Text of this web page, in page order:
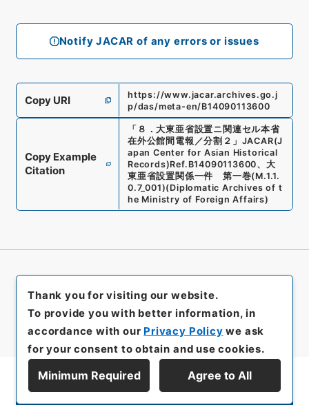
Notify JACAR of any errors or issues
Copy URI
https://www.jacar.archives.go.j
p/das/meta-en/B14090113600
Copy Example
Citation
「 ８．大東亜省設置ニ関連セル本省
在外公館間電報／分割２ 」 JACAR(J
apan Center for Asian Historical
Records)Ref. B14090113600、大
東亜省設置関係一件 第一巻(M.1.1.
0.7_001)(Diplomatic Archives of t
he Ministry of Foreign Affairs)
Display Series Hierarchy
Thank you for visiting our website.
To provide you with better information, in
accordance with our Privacy Policy we ask
for your consent to obtain and use cookies.
Minimum Required Agree to All